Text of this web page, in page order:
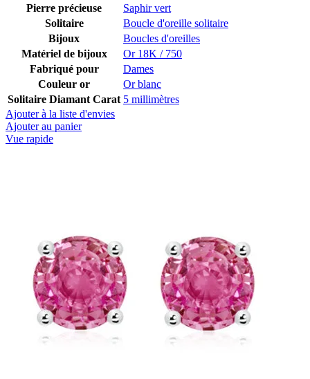
Pierre précieuse
Saphir vert
Solitaire
Boucle d'oreille solitaire
Bijoux
Boucles d'oreilles
Matériel de bijoux
Or 18K / 750
Fabriqué pour
Dames
Couleur or
Or blanc
Solitaire Diamant Carat 5 millimètres
Ajouter à la liste d'envies
Ajouter au panier
Vue rapide